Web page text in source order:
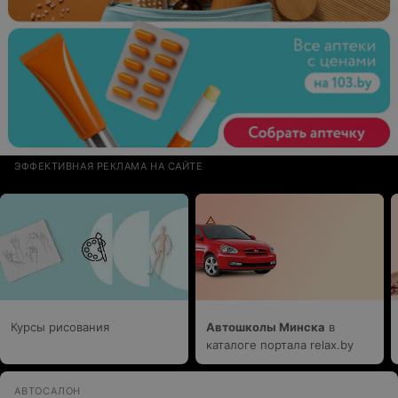
ЭФФЕКТИВНАЯ РЕКЛАМА НА САЙТЕ
Курсы рисования Автошколы Минска в
каталоге портала relax.by
АВТОСАЛОН